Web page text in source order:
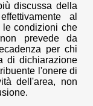
discussa della
al
le condizioni che
prevede da
per chi
di dichiarazione
l'onere di
dell'area, non